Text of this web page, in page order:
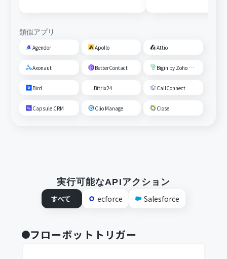
類似アプリ
Agendor Apollo Attio
Axonaut BetterContact Bigin by Zoho CRM
Bird Bitrix24 CallConnect
Capsule CRM Clio Manage Close
実行可能なAPIアクション
すべて
ecforce Salesforce
フローボットトリガー